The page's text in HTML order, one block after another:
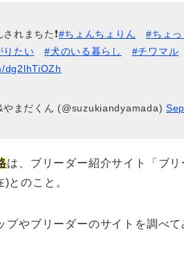
れまちた❗️#ちょんちょりん #ちょ
りたい
#犬のいる暮らし #チワマル
dg2lhTiOZh
まだくん (@suzukiandyamada)
は、ブリーダー紹介サイト「ブ
とのこと。
プやブリーダーのサイトを調べ